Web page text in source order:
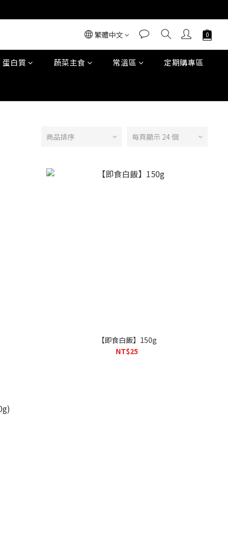
繁體中文
蛋白質 蔬菜主食 常溫區 定期購專區
商品排序 每頁顯示 24 個
【即食白飯】150g
NT$25